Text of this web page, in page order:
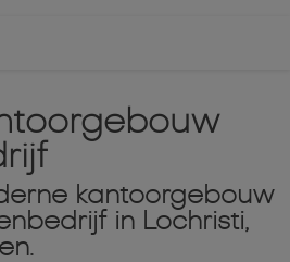
kantoorgebouw
in Lochristi,